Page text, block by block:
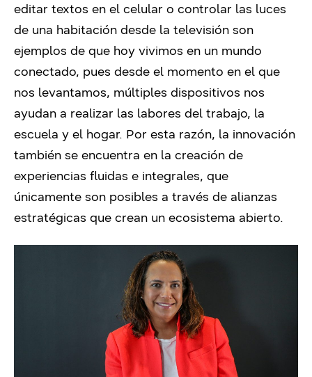
editar textos en el celular o controlar las luces
de una habitación desde la televisión son
ejemplos de que hoy vivimos en un mundo
conectado, pues desde el momento en el que
nos levantamos, múltiples dispositivos nos
ayudan a realizar las labores del trabajo, la
escuela y el hogar. Por esta razón, la innovación
también se encuentra en la creación de
experiencias fluidas e integrales, que
únicamente son posibles a través de alianzas
estratégicas que crean un ecosistema abierto.